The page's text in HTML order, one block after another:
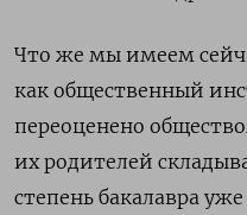
Что же мы имеем
как общественный
переоценено
их родителей
степень бакалавра